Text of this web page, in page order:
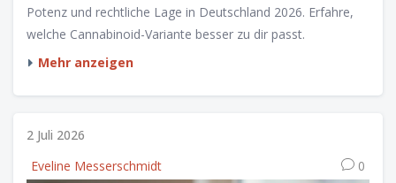
Potenz und rechtliche Lage in Deutschland 2026. Erfahre,
welche Cannabinoid-Variante besser zu dir passt.
Mehr anzeigen
2 Juli 2026
Eveline Messerschmidt
0